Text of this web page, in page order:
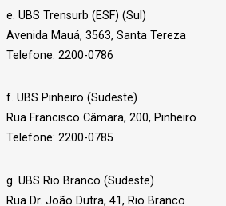
e. UBS Trensurb (ESF) (Sul)
Avenida Mauá, 3563, Santa Tereza
Telefone: 2200-0786
f. UBS Pinheiro (Sudeste)
Rua Francisco Câmara, 200, Pinheiro
Telefone: 2200-0785
g. UBS Rio Branco (Sudeste)
Rua Dr. João Dutra, 41, Rio Branco